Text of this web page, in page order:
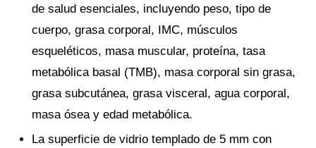
de salud esenciales, incluyendo peso, tipo de
cuerpo, grasa corporal, IMC, músculos
esqueléticos, masa muscular, proteína, tasa
metabólica basal (TMB), masa corporal sin grasa,
grasa subcutánea, grasa visceral, agua corporal,
masa ósea y edad metabólica.
La superficie de vidrio templado de 5 mm con